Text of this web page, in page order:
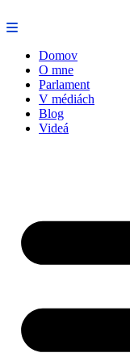
na
Domov
O mne
Parlament
V médiách
Blog
Videá